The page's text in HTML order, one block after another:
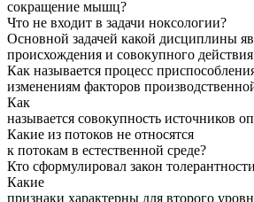
сокращение мышц?
Что не входит в задачи ноксологии?
Основной задачей какой дисциплины
происхождения и совокупного действия
Как называется процесс
изменениям факторов
Как
называется совокупность источников
Какие из потоков не относятся
к потокам в естественной среде?
Кто сформулировал закон толерантности
Какие
признаки характерны для второго